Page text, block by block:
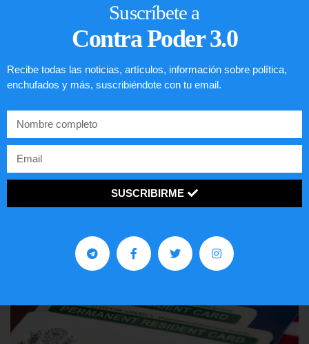
Comunistas no son bienvenidos en
EE.UU.
Suscríbete a
Contra Poder 3.0
Recibe todas las noticias, artículos, información sobre política,
enchufados y más, suscribiéndote con tu email.
SUSCRIBIRME